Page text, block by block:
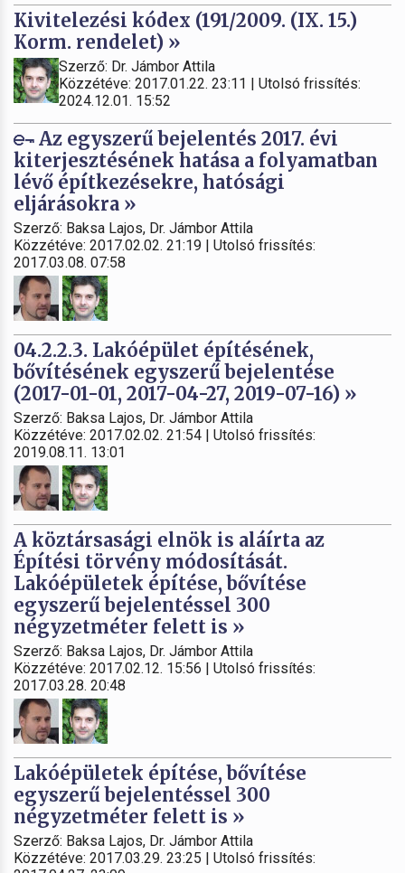
Kivitelezési kódex (191/2009. (IX. 15.)
Korm. rendelet) »
Szerző: Dr. Jámbor Attila
Közzétéve: 2017.01.22. 23:11 | Utolsó frissítés:
2024.12.01. 15:52
Az egyszerű bejelentés 2017. évi
kiterjesztésének hatása a folyamatban
lévő építkezésekre, hatósági
eljárásokra »
Szerző: Baksa Lajos, Dr. Jámbor Attila
Közzétéve: 2017.02.02. 21:19 | Utolsó frissítés:
2017.03.08. 07:58
04.2.2.3. Lakóépület építésének,
bővítésének egyszerű bejelentése
(2017-01-01, 2017-04-27, 2019-07-16) »
Szerző: Baksa Lajos, Dr. Jámbor Attila
Közzétéve: 2017.02.02. 21:54 | Utolsó frissítés:
2019.08.11. 13:01
A köztársasági elnök is aláírta az
Építési törvény módosítását.
Lakóépületek építése, bővítése
egyszerű bejelentéssel 300
négyzetméter felett is »
Szerző: Baksa Lajos, Dr. Jámbor Attila
Közzétéve: 2017.02.12. 15:56 | Utolsó frissítés:
2017.03.28. 20:48
Lakóépületek építése, bővítése
egyszerű bejelentéssel 300
négyzetméter felett is »
Szerző: Baksa Lajos, Dr. Jámbor Attila
Közzétéve: 2017.03.29. 23:25 | Utolsó frissítés: